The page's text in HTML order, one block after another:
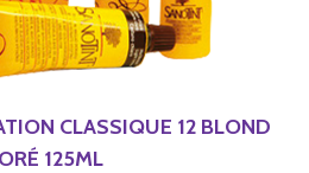
CLASSIQUE 12 BLOND
125ML